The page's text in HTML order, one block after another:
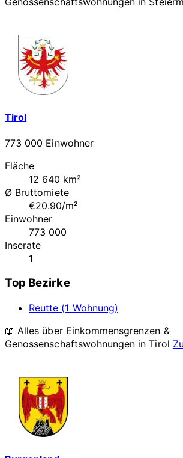
Tirol
773 000 Einwohner
Fläche
12 640 km²
Ø Bruttomiete
€20.90/m²
Einwohner
773 000
Inserate
1
Top Bezirke
Reutte (1 Wohnung)
📖 Alles über Einkommensgrenzen &
Genossenschaftswohnungen inTirol